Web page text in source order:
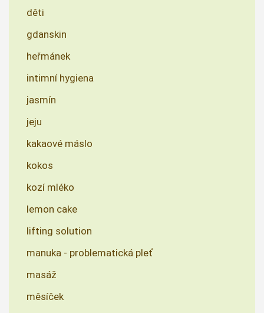
děti
gdanskin
heřmánek
intimní hygiena
jasmín
jeju
kakaové máslo
kokos
kozí mléko
lemon cake
lifting solution
manuka - problematická pleť
masáž
měsíček